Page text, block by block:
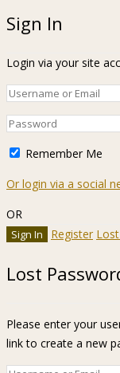
Sign In
Login via your site
Remember Me
Or login via a social
OR
Register
Lost
Please enter your
link to create a new